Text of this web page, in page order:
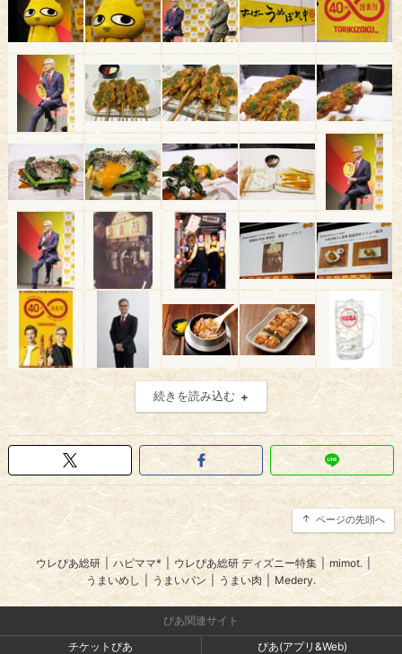
続きを読み込む
ページの先頭へ
ウレぴあ総研 | ハピママ* ウレぴあ総研 ディズニー特集 | mimot. |
うまいめし
うまいパン | うまい肉 | Medery.
ぴあ関連サイト
チケットぴあ
ぴあ(アプリ&Web)